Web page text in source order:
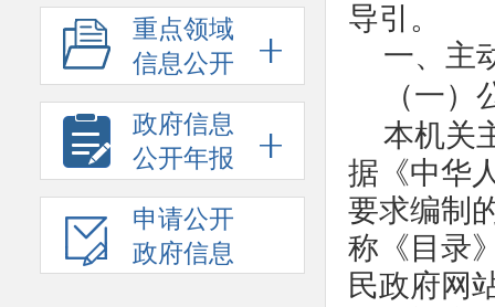
重点领域
信息公开
政府信息
公开年报
申请公开
政府信息
导引。
一、主
（一）
本机关
据《中华
要求编制
称《目录
民政府网